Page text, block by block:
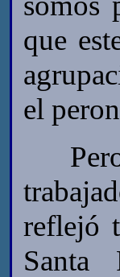
que
el
Pero
reflejó
Santa